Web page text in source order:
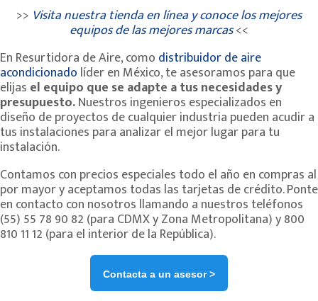
>> Visita nuestra tienda en línea y conoce los mejores
equipos de las mejores marcas<<
En Resurtidora de Aire, como distribuidor de aire
acondicionado líder en México, te asesoramos para que
elijas el equipo que se adapte a tus necesidades y
presupuesto.Nuestros ingenieros especializados en
diseño de proyectos de cualquier industria pueden acudir a
tus instalaciones para analizar el mejor lugar para tu
instalación.
Contamos con precios especiales todo el año en compras al
por mayor y aceptamos todas las tarjetas de crédito. Ponte
en contacto con nosotros llamando a nuestros teléfonos
(55) 55 78 90 82 (para CDMX y Zona Metropolitana) y 800
810 11 12 (para el interior de la República).
Contacta a un asesor >